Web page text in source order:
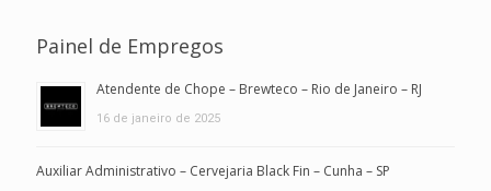
Painel de Empregos
Atendente de Chope – Brewteco – Rio de Janeiro – RJ
16 de janeiro de 2025
Auxiliar Administrativo – Cervejaria Black Fin – Cunha – SP